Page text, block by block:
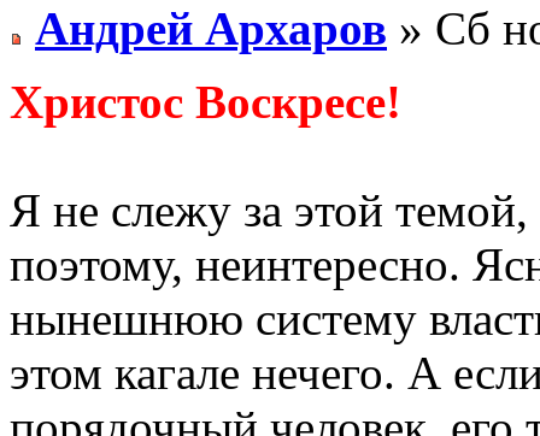
Андрей Архаров » Сб
Христос Воскресе!
Я не слежу за этой
поэтому, неинтересно.
нынешнюю систему
этом кагале нечего. А